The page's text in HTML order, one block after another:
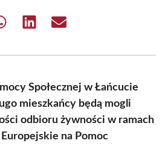
Share Share
Społecznej w Łańcucie
mieszkańcy będą mogli
odbioru żywności w ramach
na Pomoc